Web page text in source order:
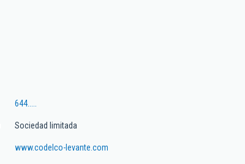
644.....
Sociedad limitada
www.codelco-levante.com